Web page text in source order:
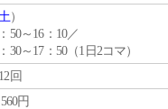
）
50～16：10／
30～17：50（1日2コマ）
回
円